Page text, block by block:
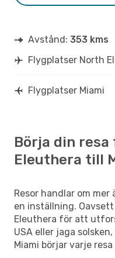
Avstånd: 353 kms
Flygplatser North
Flygplatser Miami
Börja din
Eleuthera till
Resor handlar om
en inställning.
Eleuthera för att
USA eller jaga
Miami börjar varje